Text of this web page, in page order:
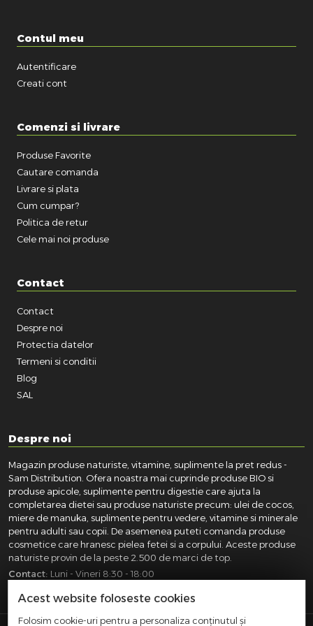
Contul meu
Autentificare
Creati cont
Comenzi si livrare
Produse Favorite
Cautare comanda
Livrare si plata
Cum cumpar?
Politica de retur
Cele mai noi produse
Contact
Contact
Despre noi
Protectia datelor
Termeni si conditii
Blog
SAL
Despre noi
Magazin produse naturiste, vitamine, suplimente la pret redus -
Sam Distribution. Ofera noastra mai cuprinde produse BIO si
produse apicole, suplimente pentru digestie care ajuta la
completarea dietei sau produse naturiste precum: ulei de cocos,
miere de manuka, suplimente pentru vedere, vitamine si minerale
pentru adulti sau copii. De asemenea puteti comanda produse
cosmetice care hranesc pielea fetei si a corpului. Aceste produse
naturiste provin de la peste 2.500 de marci de top.
Contact: Luni - Vineri 8:30 - 18:00
Acest website foloseste cookies
Folosim cookie-uri pentru a personaliza conținutul și